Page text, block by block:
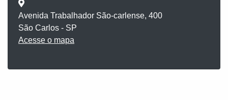
Avenida Trabalhador São-carlense, 400
São Carlos - SP
Acesse o mapa